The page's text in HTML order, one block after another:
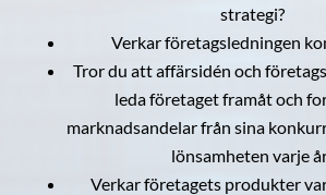
strategi?
Verkar företagsledningen
Tror du att affärsidén och
leda företaget framåt och
marknadsandelar från sina
lönsamheten varje
Verkar företagets produkter